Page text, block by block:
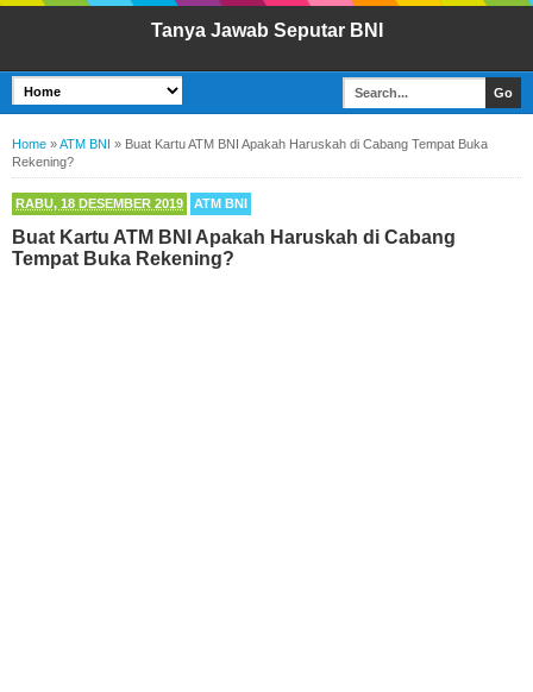
Tanya Jawab Seputar BNI
Home »ATM BNI » Buat Kartu ATM BNI Apakah Haruskah di Cabang Tempat Buka
Rekening?
RABU, 18 DESEMBER 2019 ATM BNI
Buat Kartu ATM BNI Apakah Haruskah di Cabang
Tempat Buka Rekening?